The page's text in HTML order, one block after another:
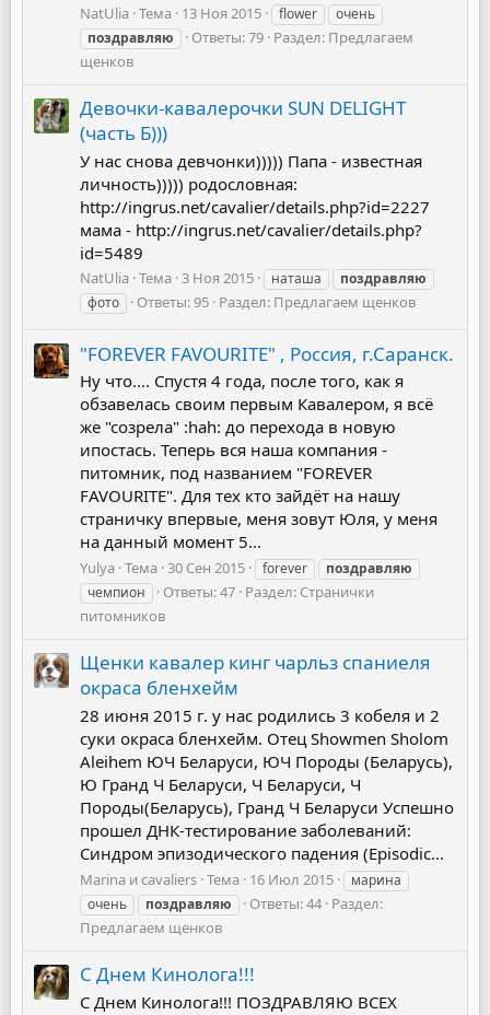
NatUlia Тема 13 Ноя 2015 flower
очень
поздравляю
Ответы: 79 Раздел: Предлагаем
щенков
Девочки-кавалерочки SUN DELIGHT
(часть Б)))
У нас снова девчонки))))) Папа - известная
личность))))) родословная:
http://ingrus.net/cavalier/details.php?id=2227
мама - http://ingrus.net/cavalier/details.php?
id=5489
NatUlia Тема 3 Ноя 2015 наташа
поздравляю
фото
Ответы: 95 Раздел: Предлагаем щенков
"FOREVER FAVOURITE" , Россия, г.Саранск.
Ну что.... Спустя 4 года, после того, как я
обзавелась своим первым Кавалером, я всё
же "созрела" :hah: до перехода в новую
ипостась. Теперь вся наша компания -
питомник, под названием "FOREVER
FAVOURITE". Для тех кто зайдёт на нашу
страничку впервые, меня зовут Юля, у меня
на данный момент 5...
Yulya Тема 30 Сен 2015 forever
поздравляю
чемпион
Ответы: 47 Раздел: Странички
питомников
Щенки кавалер кинг чарльз спаниеля
окраса бленхейм
28 июня 2015 г. у нас родились 3 кобеля и 2
суки окраса бленхейм. Отец Showmen Sholom
Aleihem ЮЧ Беларуси, ЮЧ Породы (Беларусь),
Ю Гранд Ч Беларуси, Ч Беларуси, Ч
Породы(Беларусь), Гранд Ч Беларуси Успешно
прошел ДНК-тестирование заболеваний:
Синдром эпизодического падения (Episodic...
Marina и cavaliers Тема 16 Июл 2015
марина
очень
поздравляю Ответы: 44 Раздел:
Предлагаем щенков
С Днем Кинолога!!!
С Днем Кинолога!!! ПОЗДРАВЛЯЮ ВСЕХ